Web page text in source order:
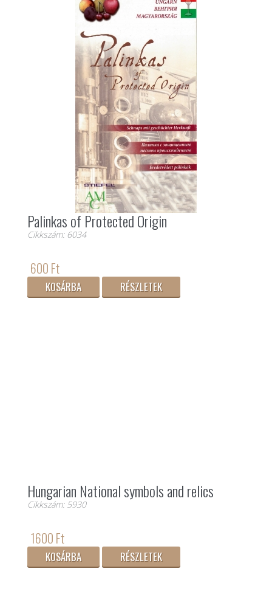
Palinkas of Protected Origin
Cikkszám: 6034
600 Ft
KOSÁRBA RÉSZLETEK
Hungarian National symbols and relics
Cikkszám: 5930
1600 Ft
KOSÁRBA RÉSZLETEK